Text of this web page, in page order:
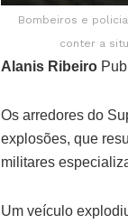
Bombeiros e
conter a
Alanis Ribeiro
Os arredores do
explosões, que
militares
Um veículo